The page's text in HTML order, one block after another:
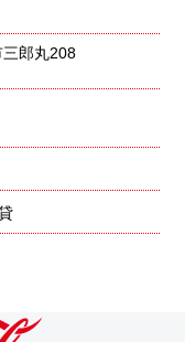
郎丸208